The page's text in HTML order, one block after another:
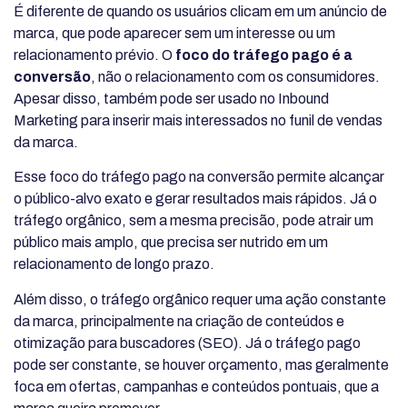
É diferente de quando os usuários clicam em um anúncio de
marca, que pode aparecer sem um interesse ou um
relacionamento prévio. O foco do tráfego pago é a
conversão, não o relacionamento com os consumidores.
Apesar disso, também pode ser usado no Inbound
Marketing para inserir mais interessados no funil de vendas
da marca.
Esse foco do tráfego pago na conversão permite alcançar
o público-alvo exato e gerar resultados mais rápidos. Já o
tráfego orgânico, sem a mesma precisão, pode atrair um
público mais amplo, que precisa ser nutrido em um
relacionamento de longo prazo.
Além disso, o tráfego orgânico requer uma ação constante
da marca, principalmente na criação de conteúdos e
otimização para buscadores (SEO). Já o tráfego pago
pode ser constante, se houver orçamento, mas geralmente
foca em ofertas, campanhas e conteúdos pontuais, que a